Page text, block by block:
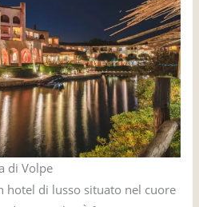
di Volpe
hotel di lusso situato nel cuore